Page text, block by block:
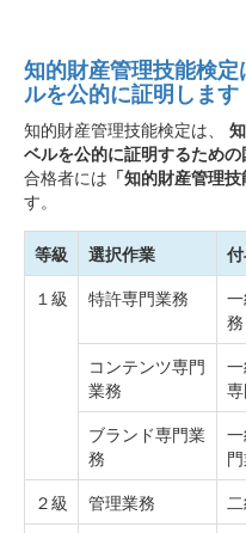
知的財産管理技能検
ルを公的に証明します
知的財産管理技能検定は、
ベルを公的に証明するため
合格者には 「知的財産管理
す。
等級 選択作業
１級
特許専門業務
務
コンテンツ専門
業務
専
ブランド専門業
務
門
２級
管理業務